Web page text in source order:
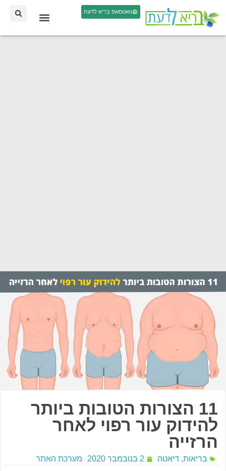
וואטסאפ בריא לדעת
11 הצורות הטובות ביותר
להידוק עור רפוי לאחר
הרזייה
בריאות, דיאטה 2 בנובמבר 2020 מערכת האתר